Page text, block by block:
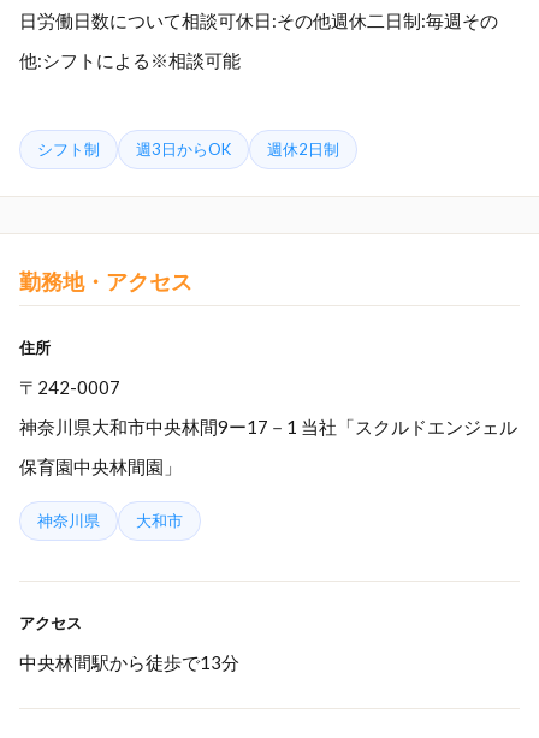
日労働日数について相談可休日:その他週休二日制:毎週その
他:シフトによる※相談可能
シフト制 週3日からOK 週休2日制
勤務地・アクセス
住所
〒242-0007
神奈川県大和市中央林間9ー17－1 当社「スクルドエンジェル
保育園中央林間園」
神奈川県 大和市
アクセス
中央林間駅から徒歩で13分